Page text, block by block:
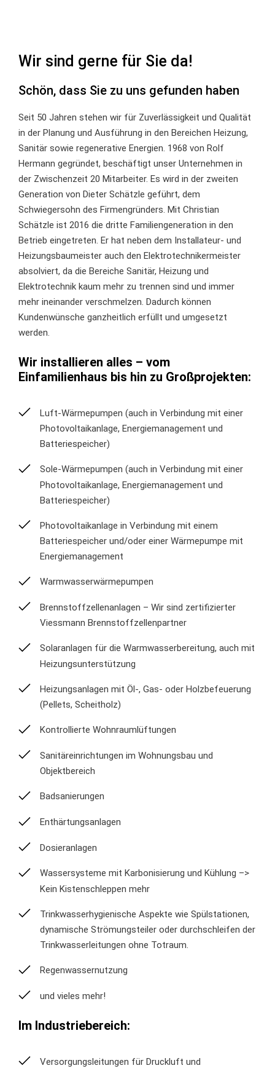
Wir sind gerne für Sie da!
Schön, dass Sie zu uns gefunden haben
Seit 50 Jahren stehen wir für Zuverlässigkeit und Qualität
in der Planung und Ausführung in den Bereichen Heizung,
Sanitär sowie regenerative Energien. 1968 von Rolf
Hermann gegründet, beschäftigt unser Unternehmen in
der Zwischenzeit 20 Mitarbeiter. Es wird in der zweiten
Generation von Dieter Schätzle geführt, dem
Schwiegersohn des Firmengründers. Mit Christian
Schätzle ist 2016 die dritte Familiengeneration in den
Betrieb eingetreten. Er hat neben dem Installateur- und
Heizungsbaumeister auch den Elektrotechnikermeister
absolviert, da die Bereiche Sanitär, Heizung und
Elektrotechnik kaum mehr zu trennen sind und immer
mehr ineinander verschmelzen. Dadurch können
Kundenwünsche ganzheitlich erfüllt und umgesetzt
werden.
Wir installieren alles – vom
Einfamilienhaus bis hin zu Großprojekten:
Luft-Wärmepumpen (auch in Verbindung mit einer
Photovoltaikanlage, Energiemanagement und
Batteriespeicher)
Sole-Wärmepumpen (auch in Verbindung mit einer
Photovoltaikanlage, Energiemanagement und
Batteriespeicher)
Photovoltaikanlage in Verbindung mit einem
Batteriespeicher und/oder einer Wärmepumpe mit
Energiemanagement
Warmwasserwärmepumpen
Brennstoffzellenanlagen – Wir sind zertifizierter
Viessmann Brennstoffzellenpartner
Solaranlagen für die Warmwasserbereitung, auch mit
Heizungsunterstützung
Heizungsanlagen mit Öl-, Gas- oder Holzbefeuerung
(Pellets, Scheitholz)
Kontrollierte Wohnraumlüftungen
Sanitäreinrichtungen im Wohnungsbau und
Objektbereich
Badsanierungen
Enthärtungsanlagen
Dosieranlagen
Wassersysteme mit Karbonisierung und Kühlung –>
Kein Kistenschleppen mehr
Trinkwasserhygienische Aspekte wie Spülstationen,
dynamische Strömungsteiler oder durchschleifen der
Trinkwasserleitungen ohne Totraum.
Regenwassernutzung
und vieles mehr!
Im Industriebereich:
Versorgungsleitungen für Druckluft und